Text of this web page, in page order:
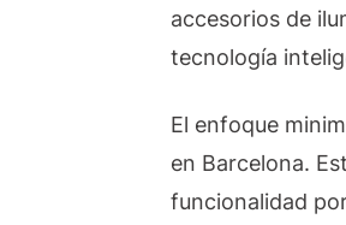
accesorios de
tecnología
El enfoque
en Barcelona.
funcionalidad